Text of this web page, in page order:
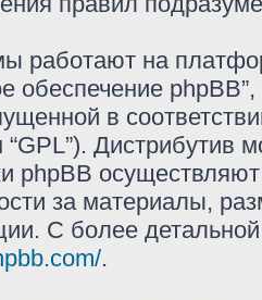
работают на
обеспечение
в
Дистрибутив
phpBB
за материалы,
С более
.